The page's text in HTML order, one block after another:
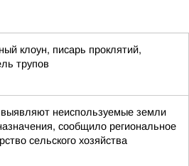
клоун, писарь проклятий,
трупов
неиспользуемые земли
сообщило региональное
сельского хозяйства